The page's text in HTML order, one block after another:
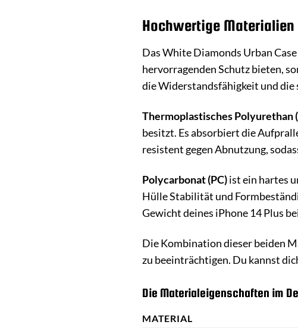
Hochwertige
Das White Diamonds Urban
hervorragenden Schutz bieten,
die Widerstandsfähigkeit und
Thermoplastisches Polyurethan
besitzt. Es absorbiert die
resistent gegen Abnutzung,
Polycarbonat (PC)ist ein hartes
Hülle Stabilität und
Gewicht deines iPhone 14 Plus
Die Kombination dieser beiden
zu beeinträchtigen. Du kannst
Die Materialeigenschaften im
MATERIAL